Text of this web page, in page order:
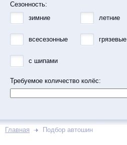
Сезонность:
зимние
летние
всесезонные грязевые
с шипами
Требуемое количество колёс:
Главная Подбор автошин